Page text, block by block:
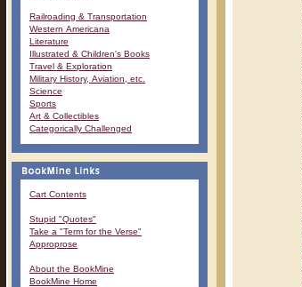
Railroading & Transportation
Western Americana
Literature
Illustrated & Children's Books
Travel & Exploration
Military History, Aviation, etc.
Science
Sports
Art & Collectibles
Categorically Challenged
Cart Contents
Stupid "Quotes"
Take a "Term for the Verse"
Approprose
About the BookMine
BookMine Home